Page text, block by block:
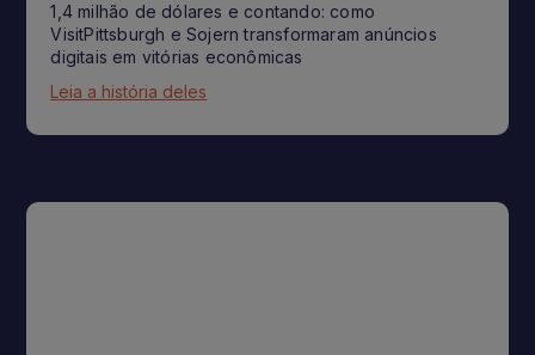
1,4 milhão de dólares e contando: como
VisitPittsburgh e Sojern transformaram anúncios
digitais em vitórias econômicas
Leia a história deles